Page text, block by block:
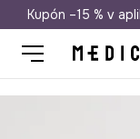
Doprava
Kupón –15 % v